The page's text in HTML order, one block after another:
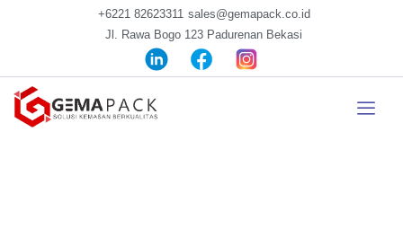
+6221 82623311 sales@gemapack.co.id
Jl. Rawa Bogo 123 Padurenan Bekasi